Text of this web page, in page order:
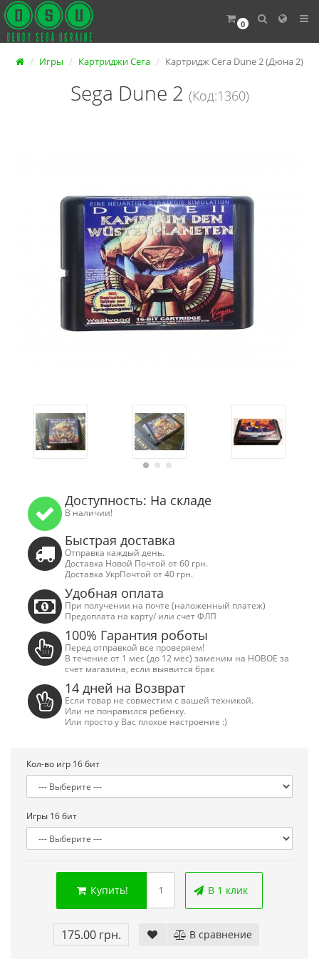
0
Сега МД 1 HD (HDMI, беспроводные
джойстики)
2 445.00 грн. 2 630.00 грн.
Игры Картриджи Сега Картридж Сега Dune 2 (Дюна 2)
Sega Dune 2 (Код:1360)
Доступность: На складе
В наличии!
Быстрая доставка
Отправка каждый день.
Доставка Новой Почтой от 60 грн.
Доставка УкрПочтой от 40 грн.
Удобная оплата
При получении на почте (наложенный платеж)
Предоплата на карту/ или счет ФЛП
100% Гарантия роботы
Перед отправкой все проверяем!
В течение от 1 мес (до 12 мес) заменим на НОВОЕ за
счет магазина, если выявится брак
14 дней на Возврат
Если товар не совместим с вашей техникой.
Или не понравился ребенку.
Или просто у Вас плохое настроение :)
Кол-во игр 16 бит
Игры 16 бит
Купить! В 1 клик
175.00 грн. В сравнение